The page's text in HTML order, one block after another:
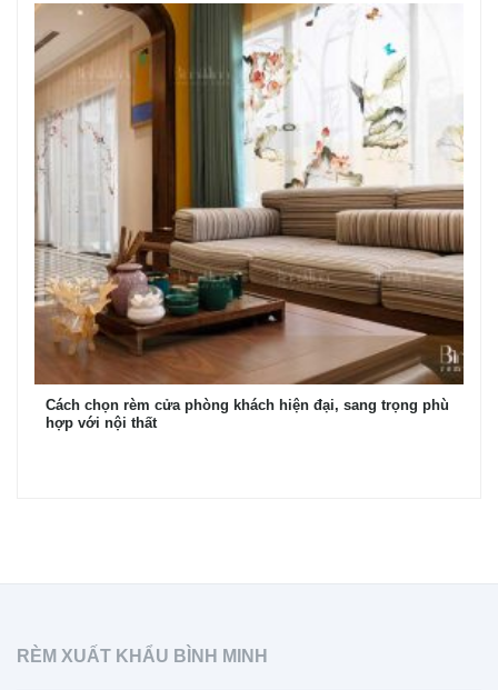
Cách chọn rèm cửa phòng khách hiện đại, sang trọng phù
hợp với nội thất
RÈM XUẤT KHẨU BÌNH MINH